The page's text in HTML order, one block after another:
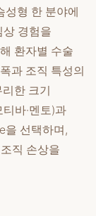
성형 한 분야에
경험을
환자별 수술
과 조직 특성의
한 크기
바·멘토)과
을 선택하며,
직 손상을